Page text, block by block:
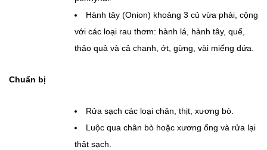
Hành tây (Onion) khoảng 3 củ vừa phải, cộng
với các loại rau thơm: hành lá, hành tây, quế,
thảo quả và cả chanh, ớt, gừng, vài miếng dứa.
Chuẩn bị
Rửa sạch các loại chân, thịt, xương bò.
Luộc qua chân bò hoặc xương ống và rửa lại
thật sạch.